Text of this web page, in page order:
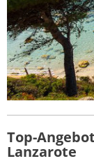
Top-
Lanzarote